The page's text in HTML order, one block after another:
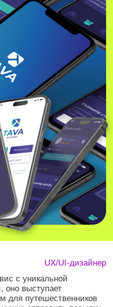
посылку
соседний
было
приложение
без каких-
UX/UI-дизайнер
что